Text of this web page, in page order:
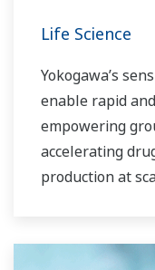
Life Science
Yokogawa’s
enable rapid
empowering
accelerating
production at